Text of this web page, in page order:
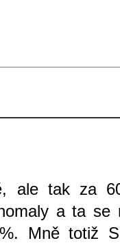
ale tak za
a ta
Mně totiž